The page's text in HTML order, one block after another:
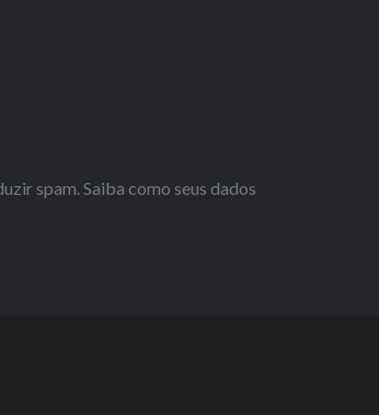
spam.Saiba como seus dados